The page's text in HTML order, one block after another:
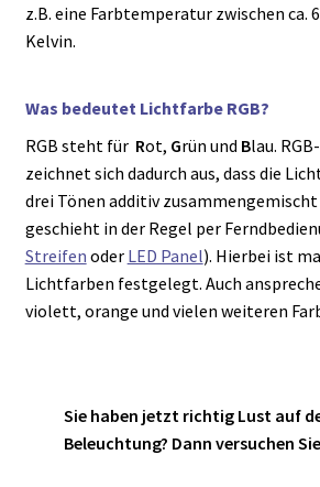
z.B. eine Farbtemperatur zwischen ca.
Kelvin.
Was bedeutet Lichtfarbe RGB?
RGB steht für Rot, Grün und Blau.
zeichnet sich dadurch aus, dass die
drei Tönen additiv zusammengemischt
geschieht in der Regel per
Streifen oder LED Panel). Hierbei ist
Lichtfarben festgelegt. Auch
violett, orange und vielen weiteren
Sie haben jetzt richtig Lust auf
Beleuchtung? Dann versuchen